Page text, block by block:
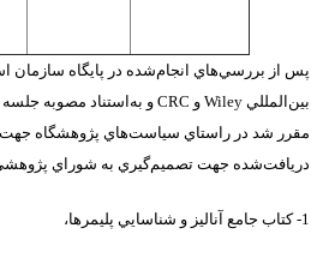
پس از بررسي‌هاي انجام‌شده در پايگاه سازمان
بين‌ المللي Wiley و CRC
مقرر شد در راستاي سياست‌هاي پژوهشگاه جهت
دريافت‌شده جهت تصميم‌گيري به شوراي
1- كتاب جامع آناليز و شناسايي پليمرها،